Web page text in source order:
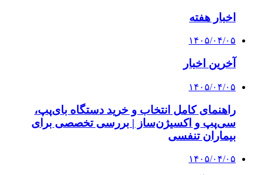
اخبار هفته
۱۴۰۵/۰۴/۰۵
آخرین اخبار
۱۴۰۵/۰۴/۰۵
راهنمای کامل انتخاب و خرید دستگاه بای‌پپ،
سی‌پپ و اکسیژن‌ساز | بررسی تخصصی برای
بیماران تنفسی
۱۴۰۵/۰۴/۰۵